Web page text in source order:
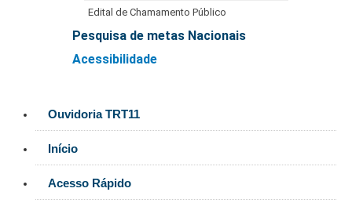
Laboratório de Inovação
Assessoria de Governança de Gestão de Pessoas
Educação a distância
Comissão Permanente de Acessibilidade e Inclusão
Edital de Chamamento Público
Pesquisa de metas Nacionais
Acessibilidade
Ouvidoria TRT11
Início
Acesso Rápido